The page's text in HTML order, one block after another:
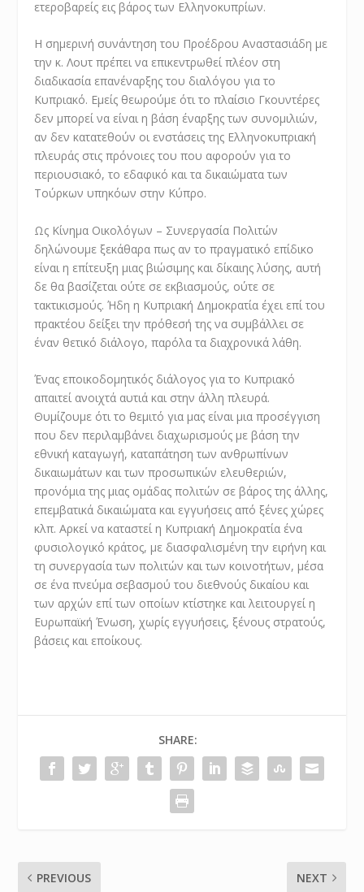
ετεροβαρείς εις βάρος των Ελληνοκυπρίων.
Η σημερινή συνάντηση του Προέδρου Αναστασιάδη με
την κ. Λουτ πρέπει να επικεντρωθεί πλέον στη
διαδικασία επανέναρξης του διαλόγου για το
Κυπριακό. Εμείς θεωρούμε ότι το πλαίσιο Γκουντέρες
δεν μπορεί να είναι η βάση έναρξης των συνομιλιών,
αν δεν κατατεθούν οι ενστάσεις της Ελληνοκυπριακή
πλευράς στις πρόνοιες του που αφορούν για το
περιουσιακό, το εδαφικό και τα δικαιώματα των
Τούρκων υπηκόων στην Κύπρο.
Ως Κίνημα Οικολόγων – Συνεργασία Πολιτών
δηλώνουμε ξεκάθαρα πως αν το πραγματικό επίδικο
είναι η επίτευξη μιας βιώσιμης και δίκαιης λύσης, αυτή
δε θα βασίζεται ούτε σε εκβιασμούς, ούτε σε
τακτικισμούς. Ήδη η Κυπριακή Δημοκρατία έχει επί του
πρακτέου δείξει την πρόθεσή της να συμβάλλει σε
έναν θετικό διάλογο, παρόλα τα διαχρονικά λάθη.
Ένας εποικοδομητικός διάλογος για το Κυπριακό
απαιτεί ανοιχτά αυτιά και στην άλλη πλευρά.
Θυμίζουμε ότι το θεμιτό για μας είναι μια προσέγγιση
που δεν περιλαμβάνει διαχωρισμούς με βάση την
εθνική καταγωγή, καταπάτηση των ανθρωπίνων
δικαιωμάτων και των προσωπικών ελευθεριών,
προνόμια της μιας ομάδας πολιτών σε βάρος της άλλης,
επεμβατικά δικαιώματα και εγγυήσεις από ξένες χώρες
κλπ. Αρκεί να καταστεί η Κυπριακή Δημοκρατία ένα
φυσιολογικό κράτος, με διασφαλισμένη την ειρήνη και
τη συνεργασία των πολιτών και των κοινοτήτων, μέσα
σε ένα πνεύμα σεβασμού του διεθνούς δικαίου και
των αρχών επί των οποίων κτίστηκε και λειτουργεί η
Ευρωπαϊκή Ένωση, χωρίς εγγυήσεις, ξένους στρατούς,
βάσεις και εποίκους.
SHARE:
PREVIOUS NEXT